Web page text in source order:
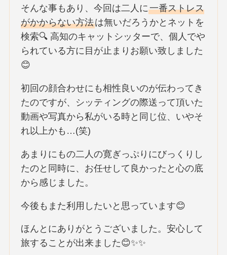
そんな事もあり、今回は二人に一番ストレス
がかからない方法は無いだろうかとネットを
検索🔍 高知のキャットシッターで、個人でや
られている方に目が止まりお願い致しました
😊
初回の顔合わせにも相性良いのが伝わってき
たのですが、シッティングの際送って頂いた
動画や写真から私がいる時と同じ位、いやそ
れ以上かも…(笑)
あまりにもの二人の寛ぎっぷりにびっくりし
たのと同時に、お任せして良かったと心の底
から感じました。
今後もまた利用したいと思っています😊
ほんとにありがとうございました。安心して
旅することが出来ました😊✨✨